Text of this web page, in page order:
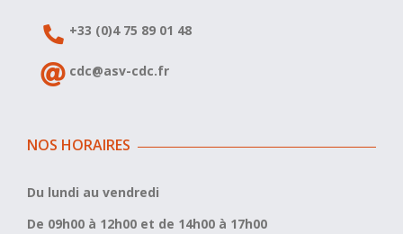
+33 (0)4 75 89 01 48
cdc@asv-cdc.fr
NOS HORAIRES
Du lundi au vendredi
De 09h00 à 12h00 et de 14h00 à 17h00